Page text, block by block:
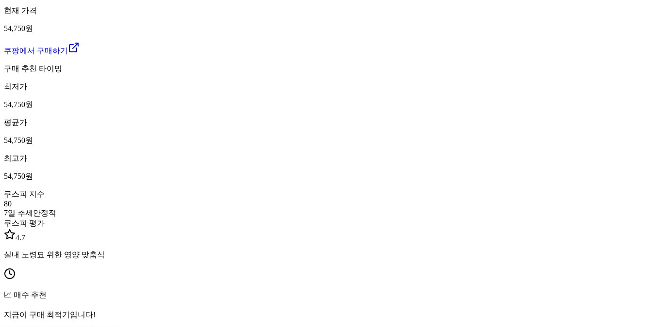
현재 가격
54,750원
쿠팡에서 구매하기
구매 추천 타이밍
최저가
54,750원
평균가
54,750원
최고가
54,750원
쿠스피 지수
80
7일 추세 안정적
쿠스피 평가
4.7
실내 노령묘 위한 영양 맞춤식
📈 매수 추천
지금이 구매 최적기입니다!